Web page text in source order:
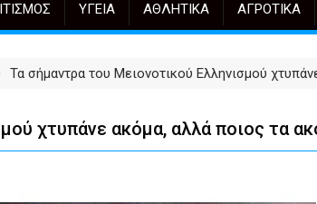
ΥΓΕΊΑ ΑΘΛΗΤΙΚΆ ΑΓΡΟΤΙΚΆ
Τα σήμαντρα του Μειονοτικού Ελληνισμού
χτυπάνε ακόμα, αλλά ποιος τα